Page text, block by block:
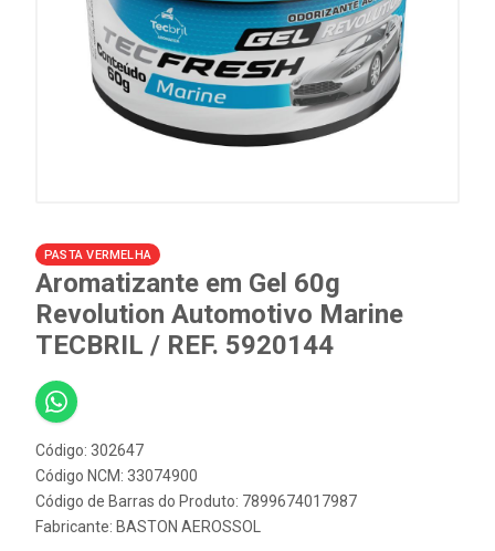
PASTA VERMELHA
Aromatizante em Gel 60g
Revolution Automotivo Marine
TECBRIL / REF. 5920144
Código: 302647
Código NCM: 33074900
Código de Barras do Produto: 7899674017987
Fabricante: BASTON AEROSSOL